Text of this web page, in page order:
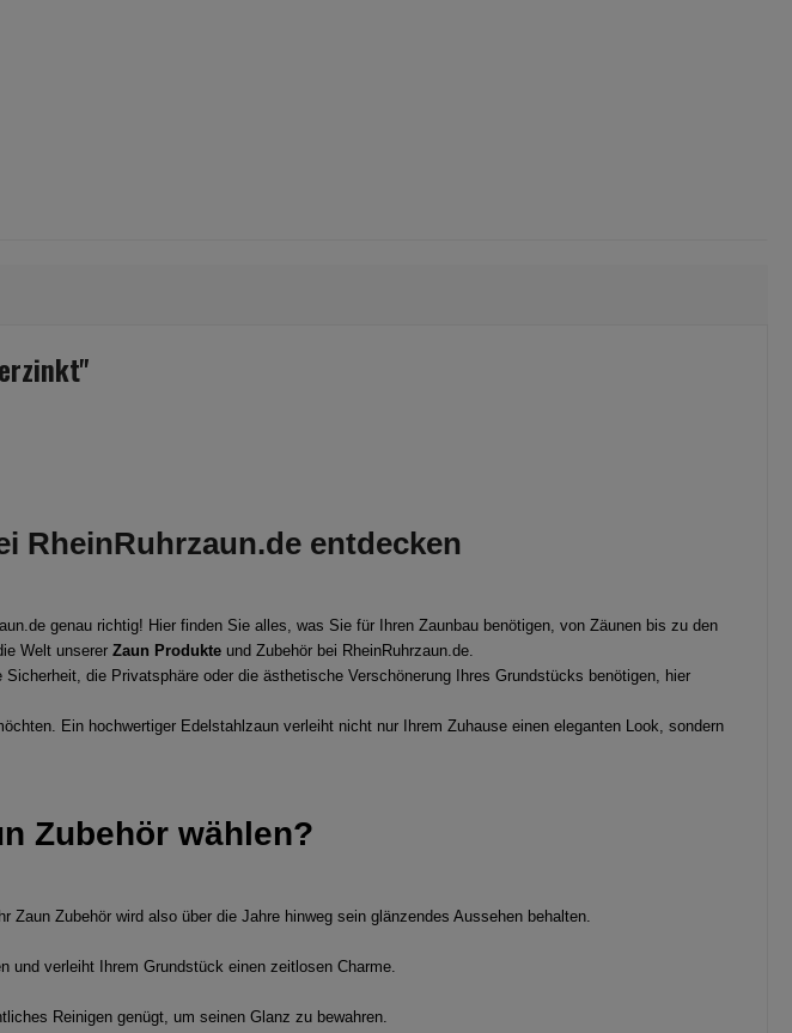
RheinRuhrzaun.de entdecken
genau richtig! Hier finden Sie alles, was Sie für Ihren Zaunbau benötigen, von Zäunen bis zu den
Welt unserer Zaun Produkte und Zubehör bei RheinRuhrzaun.de.
die Privatsphäre oder die ästhetische Verschönerung Ihres Grundstücks benötigen, hier
Ein hochwertiger Edelstahlzaun verleiht nicht nur Ihrem Zuhause einen eleganten Look, sondern
Zubehör wählen?
Zubehör wird also über die Jahre hinweg sein glänzendes Aussehen behalten.
verleiht Ihrem Grundstück einen zeitlosen Charme.
Reinigen genügt, um seinen Glanz zu bewahren.